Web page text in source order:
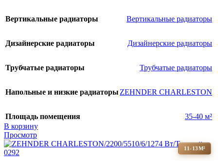
Вертикальные радиаторы Вертикальные радиаторы
Дизайнерские радиаторы Дизайнерские радиаторы
Трубчатые радиаторы Трубчатые радиаторы
Напольные и низкие радиаторы ZEHNDER CHARLESTON
Площадь помещения
35-40 м²
В корзину
Просмотр
11-13М²